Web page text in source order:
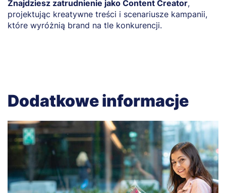
Znajdziesz zatrudnienie jako Content Creator,
projektując kreatywne treści i scenariusze kampanii,
które wyróżnią brand na tle konkurencji.
Dodatkowe informacje